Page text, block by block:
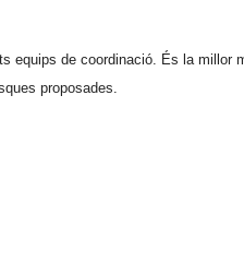
equips de coordinació. És la millor
proposades.